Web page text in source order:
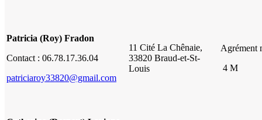
Patricia (Roy) Fradon
Contact : 06.78.17.36.04
patriciaroy33820@gmail.com
11 Cité La Chênaie,
33820 Braud-et-St-
Louis
Agrément
4 M